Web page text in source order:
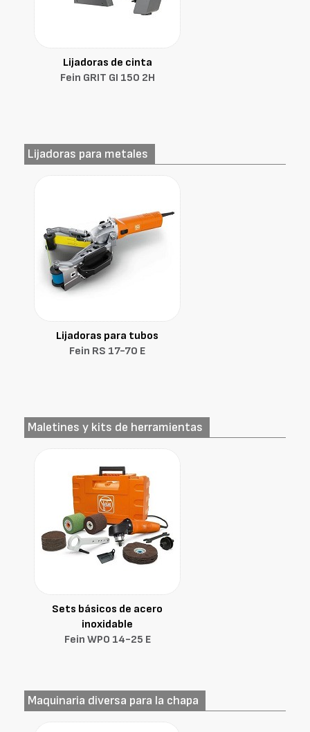
Lijadoras de cinta
Fein GRIT GI 150 2H
Lijadoras para metales
Lijadoras para tubos
Fein RS 17-70 E
Maletines y kits de herramientas
Sets básicos de acero
inoxidable
Fein WPO 14-25 E
Maquinaria diversa para la chapa